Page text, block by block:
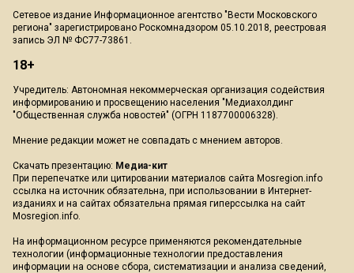
Сетевое издание Информационное агентство "Вести Московского
региона" зарегистрировано Роскомнадзором 05.10.2018, реестровая
запись ЭЛ № ФС77-73861.
18+
Учредитель: Автономная некоммерческая организация содействия
информированию и просвещению населения "Медиахолдинг
"Общественная служба новостей" (ОГРН 1187700006328).
Мнение редакции может не совпадать с мнением авторов.
Скачать презентацию: Медиа-кит
При перепечатке или цитировании материалов сайта Mosregion.info
ссылка на источник обязательна, при использовании в Интернет-
изданиях и на сайтах обязательна прямая гиперссылка на сайт
Mosregion.info.
На информационном ресурсе применяются рекомендательные
технологии (информационные технологии предоставления
информации на основе сбора, систематизации и анализа сведений,